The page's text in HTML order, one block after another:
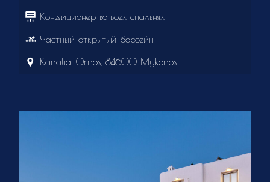
Кондиционер во всех спальнях
Частный открытый бассейн
Kanalia, Ornos, 84600 Mykonos